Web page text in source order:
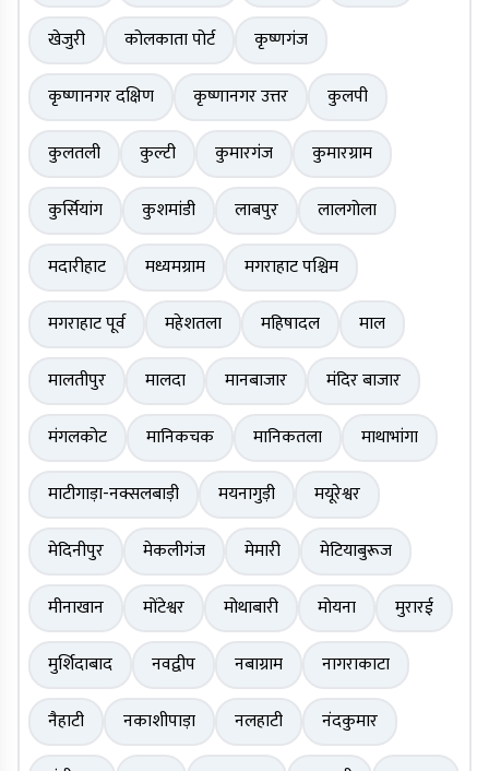
खेजुरी
कोलकाता पोर्ट
कृष्णगंज
कृष्णानगर दक्षिण
कृष्णानगर उत्तर
कुलपी
कुलतली
कुल्टी कुमारगंज
कुमारग्राम
कुर्सियांग
कुशमांडी लाबपुर
लालगोला
मदारीहाट
मध्यमग्राम
मगराहाट पश्चिम
मगराहाट पूर्व
महेशतला महिषादल
माल
मालतीपुर
मालदा मानबाजार
मंदिर बाजार
मंगलकोट
मानिकचक मानिकतला
माथाभांगा
माटीगाड़ा-नक्सलबाड़ी
मयनागुड़ी
मयूरेश्वर
मेदिनीपुर
मेकलीगंज मेमारी
मेटियाबुरूज
मीनाखान
मोंटेश्वर मोथाबारी मोयना
मुरारई
मुर्शिदाबाद
नवद्वीप नबाग्राम
नागराकाटा
नैहाटी
नकाशीपाड़ा नलहाटी
नंदकुमार